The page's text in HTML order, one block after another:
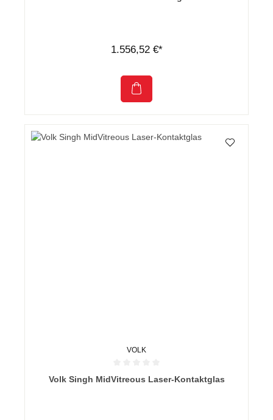
1.556,52 €*
VOLK
Durchschnittliche Bewertung von 0 von 5 Sternen
Volk Singh MidVitreous Laser-Kontaktglas